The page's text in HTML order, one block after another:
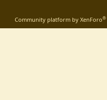
Community platform by XenForo®